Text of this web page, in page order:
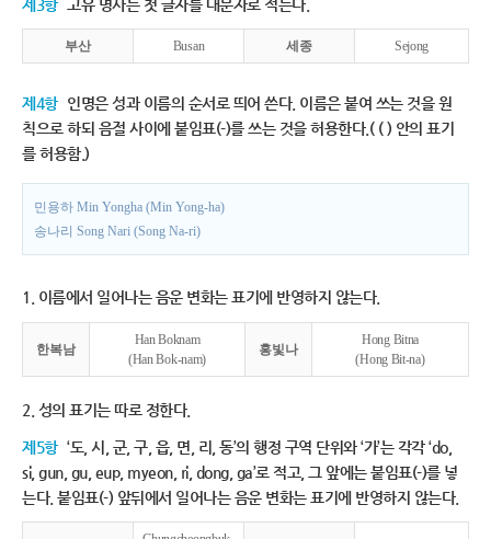
제3항 고유 명사는 첫 글자를 대문자로 적는다.
부산 Busan 세종 Sejong
제4항 인명은 성과 이름의 순서로 띄어 쓴다. 이름은 붙여 쓰는 것을 원
칙으로 하되 음절 사이에 붙임표(-)를 쓰는 것을 허용한다.( ( ) 안의 표기
를 허용함.)
민용하 Min Yongha (Min Yong-ha)
송나리 Song Nari (Song Na-ri)
1. 이름에서 일어나는 음운 변화는 표기에 반영하지 않는다.
한복남
Han Boknam
(Han Bok-nam)
홍빛나
Hong Bitna
(Hong Bit-na)
2. 성의 표기는 따로 정한다.
제5항 ‘도, 시, 군, 구, 읍, 면, 리, 동’의 행정 구역 단위와 ‘가’는 각각 ‘do,
si, gun, gu, eup, myeon, ri, dong, ga’로 적고, 그 앞에는 붙임표(-)를 넣
는다. 붙임표(-) 앞뒤에서 일어나는 음운 변화는 표기에 반영하지 않는다.